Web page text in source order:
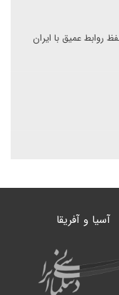
روابط عمیق با ایران
آسیا و آفریقا